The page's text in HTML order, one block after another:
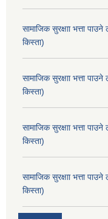
सामाजिक सुरक्षाा भत्ता
किस्ता)
सामाजिक सुरक्षाा भत्ता
किस्ता)
सामाजिक सुरक्षाा भत्ता
किस्ता)
सामाजिक सुरक्षाा भत्ता
किस्ता)